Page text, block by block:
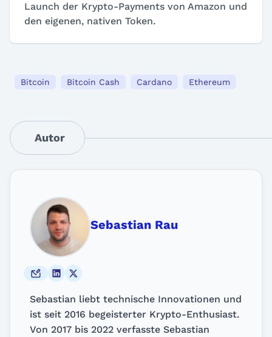
Launch der Krypto-Payments von Amazon und
den eigenen, nativen Token.
Bitcoin Bitcoin Cash Cardano Ethereum
Autor
Sebastian Rau
Sebastian liebt technische Innovationen und
ist seit 2016 begeisterter Krypto-Enthusiast.
Von 2017 bis 2022 verfasste Sebastian